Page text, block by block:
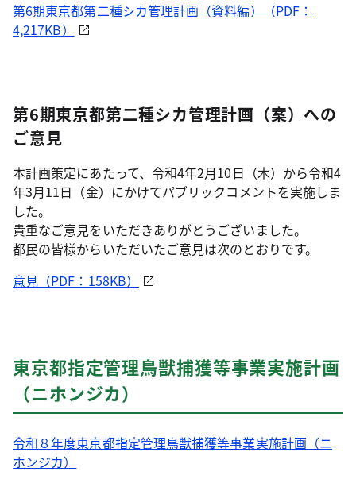
第6期東京都第二種シカ管理計画（資料編）（PDF：
4,217KB）
第6期東京都第二種シカ管理計画（案）への
ご意見
本計画策定にあたって、令和4年2月10日（木）から令和4
年3月11日（金）にかけてパブリックコメントを実施しま
した。
貴重なご意見をいただきありがとうございました。
都民の皆様からいただいたご意見は次のとおりです。
意見（PDF：158KB）
東京都指定管理鳥獣捕獲等事業実施計画
（ニホンジカ）
令和８年度東京都指定管理鳥獣捕獲等事業実施計画（ニ
ホンジカ）